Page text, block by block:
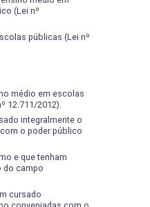
(Lei nº
públicas (Lei nº
médio em escolas
12.711/2012).
integralmente o
o poder público
e que tenham
do campo
cursado